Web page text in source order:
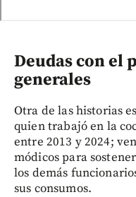
Deudas con el
generales
Otra de las historias
quien trabajó en la
entre 2013 y 2024;
módicos para
los demás
sus consumos.